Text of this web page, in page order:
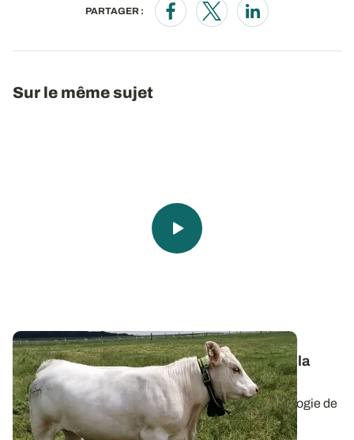
PARTAGER :
Opens in a new window
Opens in a new window
Opens in a new
Sur le même sujet
vidéo - Des clôtures virtuelles testées sur la
Digiferme de Saint-Hilaire
Pour automatiser le pâturage tournant, une technologie de
clôtures virtuelles, développée...